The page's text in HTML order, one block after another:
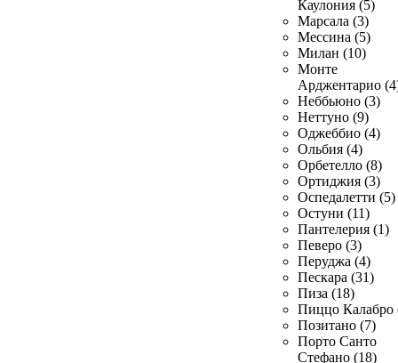
Каулония (5)
Марсала (3)
Мессина (5)
Милан (10)
Монте
Арджентарио
Неббьюно (3)
Неттуно (9)
Оджеббио (4)
Ольбия (4)
Орбетелло (8)
Ортиджия (3)
Оспедалетти (5)
Остуни (11)
Пантелерия (1)
Певеро (3)
Перуджа (4)
Пескара (31)
Пиза (18)
Пиццо Калабро
Позитано (7)
Порто Санто
Стефано (18)